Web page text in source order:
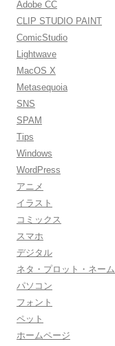
Adobe CC
CLIP STUDIO PAINT
ComicStudio
Lightwave
MacOS X
Metasequoia
SNS
SPAM
Tips
Windows
WordPress
アニメ
イラスト
コミックス
スマホ
デジタル
ネタ・プロット・ネーム
パソコン
フォント
ペット
ホームページ